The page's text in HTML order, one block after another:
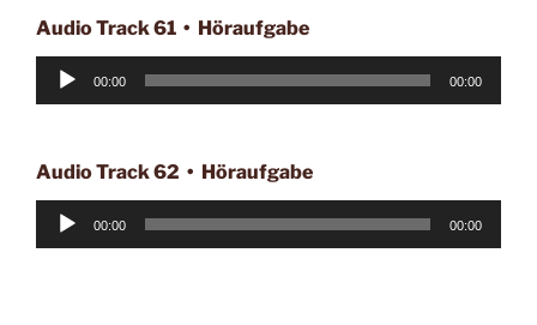
Audio Track 61 • Höraufgabe
Audio-
00:00 00:00
Audio Track 62 • Höraufgabe
Audio-
00:00 00:00